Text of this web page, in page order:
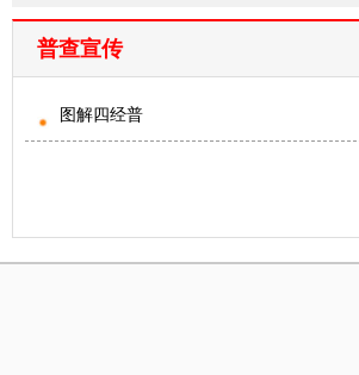
普查宣传
图解四经普